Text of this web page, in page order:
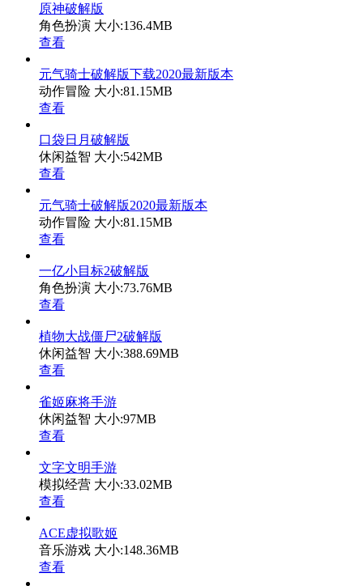
原神破解版
角色扮演 大小:136.4MB
查看
元气骑士破解版下载2020最新版本
动作冒险 大小:81.15MB
查看
口袋日月破解版
休闲益智 大小:542MB
查看
元气骑士破解版2020最新版本
动作冒险 大小:81.15MB
查看
一亿小目标2破解版
角色扮演 大小:73.76MB
查看
植物大战僵尸2破解版
休闲益智 大小:388.69MB
查看
雀姬麻将手游
休闲益智 大小:97MB
查看
文字文明手游
模拟经营 大小:33.02MB
查看
ACE虚拟歌姬
音乐游戏 大小:148.36MB
查看